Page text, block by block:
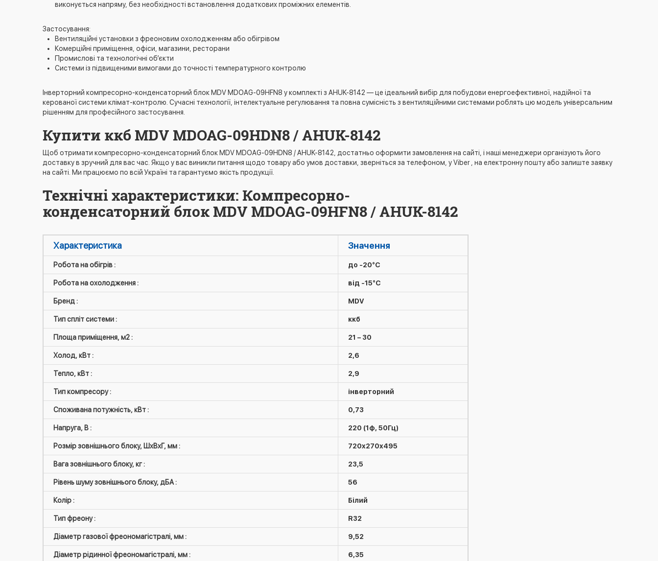
виконується напряму, без необхідності встановлення додаткових проміжних елементів.
Застосування:
Вентиляційні установки з фреоновим охолодженням або обігрівом
Комерційні приміщення, офіси, магазини, ресторани
Промислові та технологічні об’єкти
Системи із підвищеними вимогами до точності температурного контролю
Інверторний компресорно-конденсаторний блок MDV MDOAG-09HFN8 у комплекті з AHUK-8142 — це ідеальний вибір для побудови енергоефективної, надійної та
керованої системи клімат-контролю. Сучасні технології, інтелектуальне регулювання та повна сумісність з вентиляційними системами роблять цю модель універсальним
рішенням для професійного застосування.
Купити ккб MDV MDOAG-09HDN8 / AHUK-8142
Щоб отримати компресорно-конденсаторний блок MDV MDOAG-09HDN8 / AHUK-8142, достатньо оформити замовлення на сайті, і наші менеджери організують його
доставку в зручний для вас час. Якщо у вас виникли питання щодо товару або умов доставки, зверніться за телефоном, у Viber , на електронну пошту або залиште заявку
на сайті. Ми працюємо по всій Україні та гарантуємо якість продукції.
Технічні характеристики: Компресорно-
конденсаторний блок MDV MDOAG-09HFN8 / AHUK-8142
Характеристика Значення
Робота на обігрів : до -20°C
Робота на охолодження : від -15°C
Бренд : MDV
Тип спліт системи : ккб
Площа приміщення, м2 : 21 – 30
Холод, кВт : 2,6
Тепло, кВт : 2,9
Тип компресору : інверторний
Споживана потужність, кВт : 0,73
Напруга, В : 220 (1ф, 50Гц)
Розмір зовнішнього блоку, ШxВxГ, мм : 720x270x495
Вага зовнішнього блоку, кг : 23,5
Рівень шуму зовнішнього блоку, дБА : 56
Колір : Білий
Тип фреону : R32
Діаметр газової фреономагістралі, мм : 9,52
Діаметр рідинної фреономагістралі, мм : 6,35